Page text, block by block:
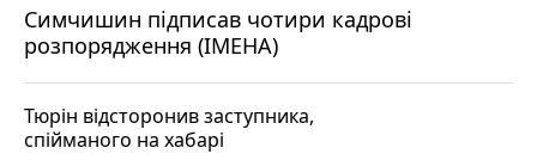
Симчишин підписав чотири кадрові
розпорядження (ІМЕНА)
Тюрін відсторонив заступника,
спійманого на хабарі